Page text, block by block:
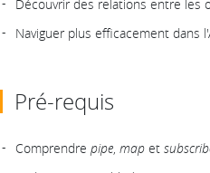
Découvrir des relations entre les
Naviguer plus efficacement dans
Pré-requis
Comprendre pipe, map et